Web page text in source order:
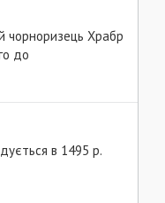
чорноризець Храбр
до
в 1495 p.